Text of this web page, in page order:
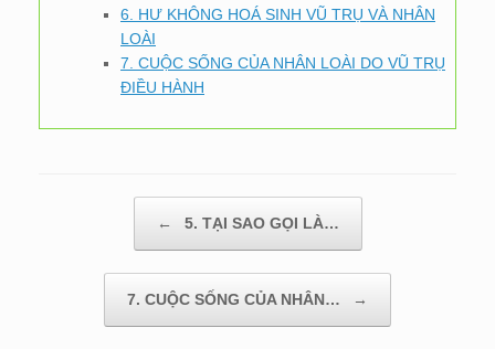
6. HƯ KHÔNG HOÁ SINH VŨ TRỤ VÀ NHÂN
LOÀI
7. CUỘC SỐNG CỦA NHÂN LOÀI DO VŨ TRỤ
ĐIỀU HÀNH
← 5. TẠI SAO GỌI LÀ…
7. CUỘC SỐNG CỦA NHÂN… →